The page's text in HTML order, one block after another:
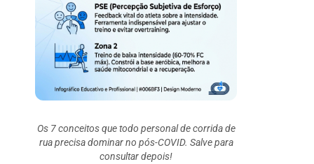
Os 7 conceitos que todo personal de corrida de
rua precisa dominar no pós-COVID. Salve para
consultar depois!